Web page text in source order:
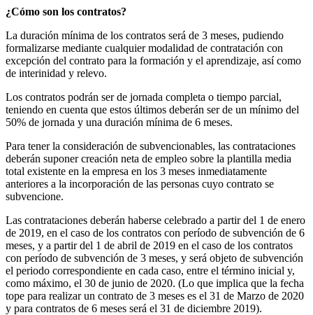
¿Cómo son los contratos?
La duración mínima de los contratos será de 3 meses, pudiendo
formalizarse mediante cualquier modalidad de contratación con
excepción del contrato para la formación y el aprendizaje, así como
de interinidad y relevo.
Los contratos podrán ser de jornada completa o tiempo parcial,
teniendo en cuenta que estos últimos deberán ser de un mínimo del
50% de jornada y una duración mínima de 6 meses.
Para tener la consideración de subvencionables, las contrataciones
deberán suponer creación neta de empleo sobre la plantilla media
total existente en la empresa en los 3 meses inmediatamente
anteriores a la incorporación de las personas cuyo contrato se
subvencione.
Las contrataciones deberán haberse celebrado a partir del 1 de enero
de 2019, en el caso de los contratos con período de subvención de 6
meses, y a partir del 1 de abril de 2019 en el caso de los contratos
con período de subvención de 3 meses, y será objeto de subvención
el periodo correspondiente en cada caso, entre el término inicial y,
como máximo, el 30 de junio de 2020. (Lo que implica que la fecha
tope para realizar un contrato de 3 meses es el 31 de Marzo de 2020
y para contratos de 6 meses será el 31 de diciembre 2019).